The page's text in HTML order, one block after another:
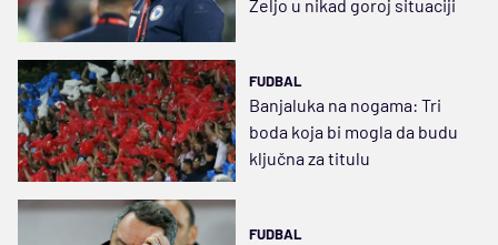
Željo u nikad goroj situaciji
FUDBAL
Banjaluka na nogama: Tri
boda koja bi mogla da budu
ključna za titulu
FUDBAL